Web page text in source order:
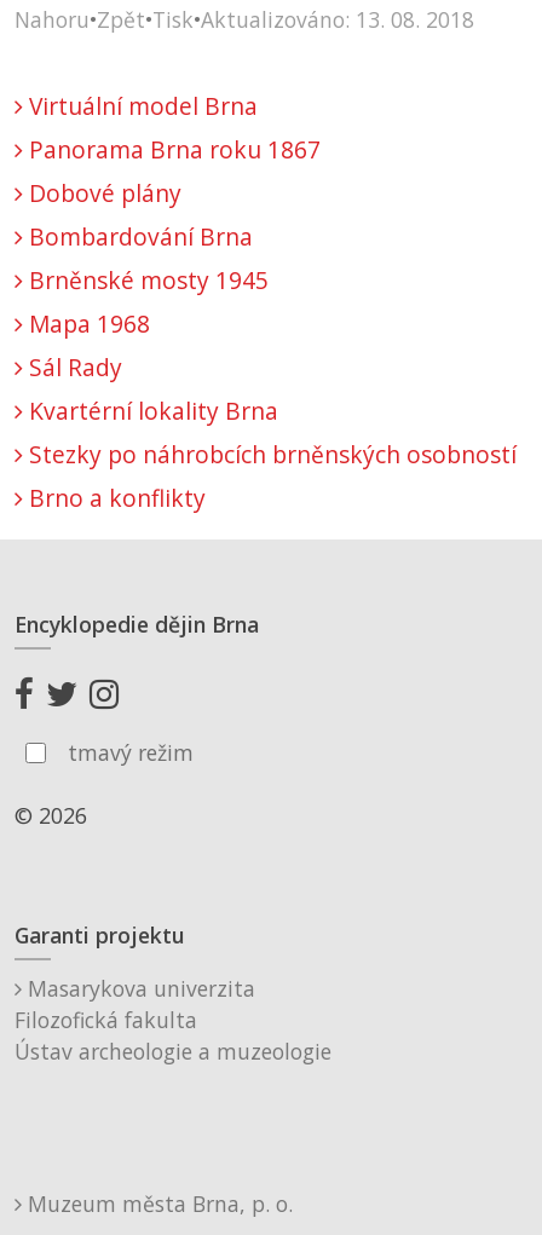
Nahoru•Zpět•Tisk•Aktualizováno: 13. 08. 2018
Virtuální model Brna
Panorama Brna roku 1867
Dobové plány
Bombardování Brna
Brněnské mosty 1945
Mapa 1968
Sál Rady
Kvartérní lokality Brna
Stezky po náhrobcích brněnských osobností
Brno a konflikty
Encyklopedie dějin Brna
tmavý režim
© 2026
Garanti projektu
Masarykova univerzita
Filozofická fakulta
Ústav archeologie a muzeologie
Muzeum města Brna, p. o.